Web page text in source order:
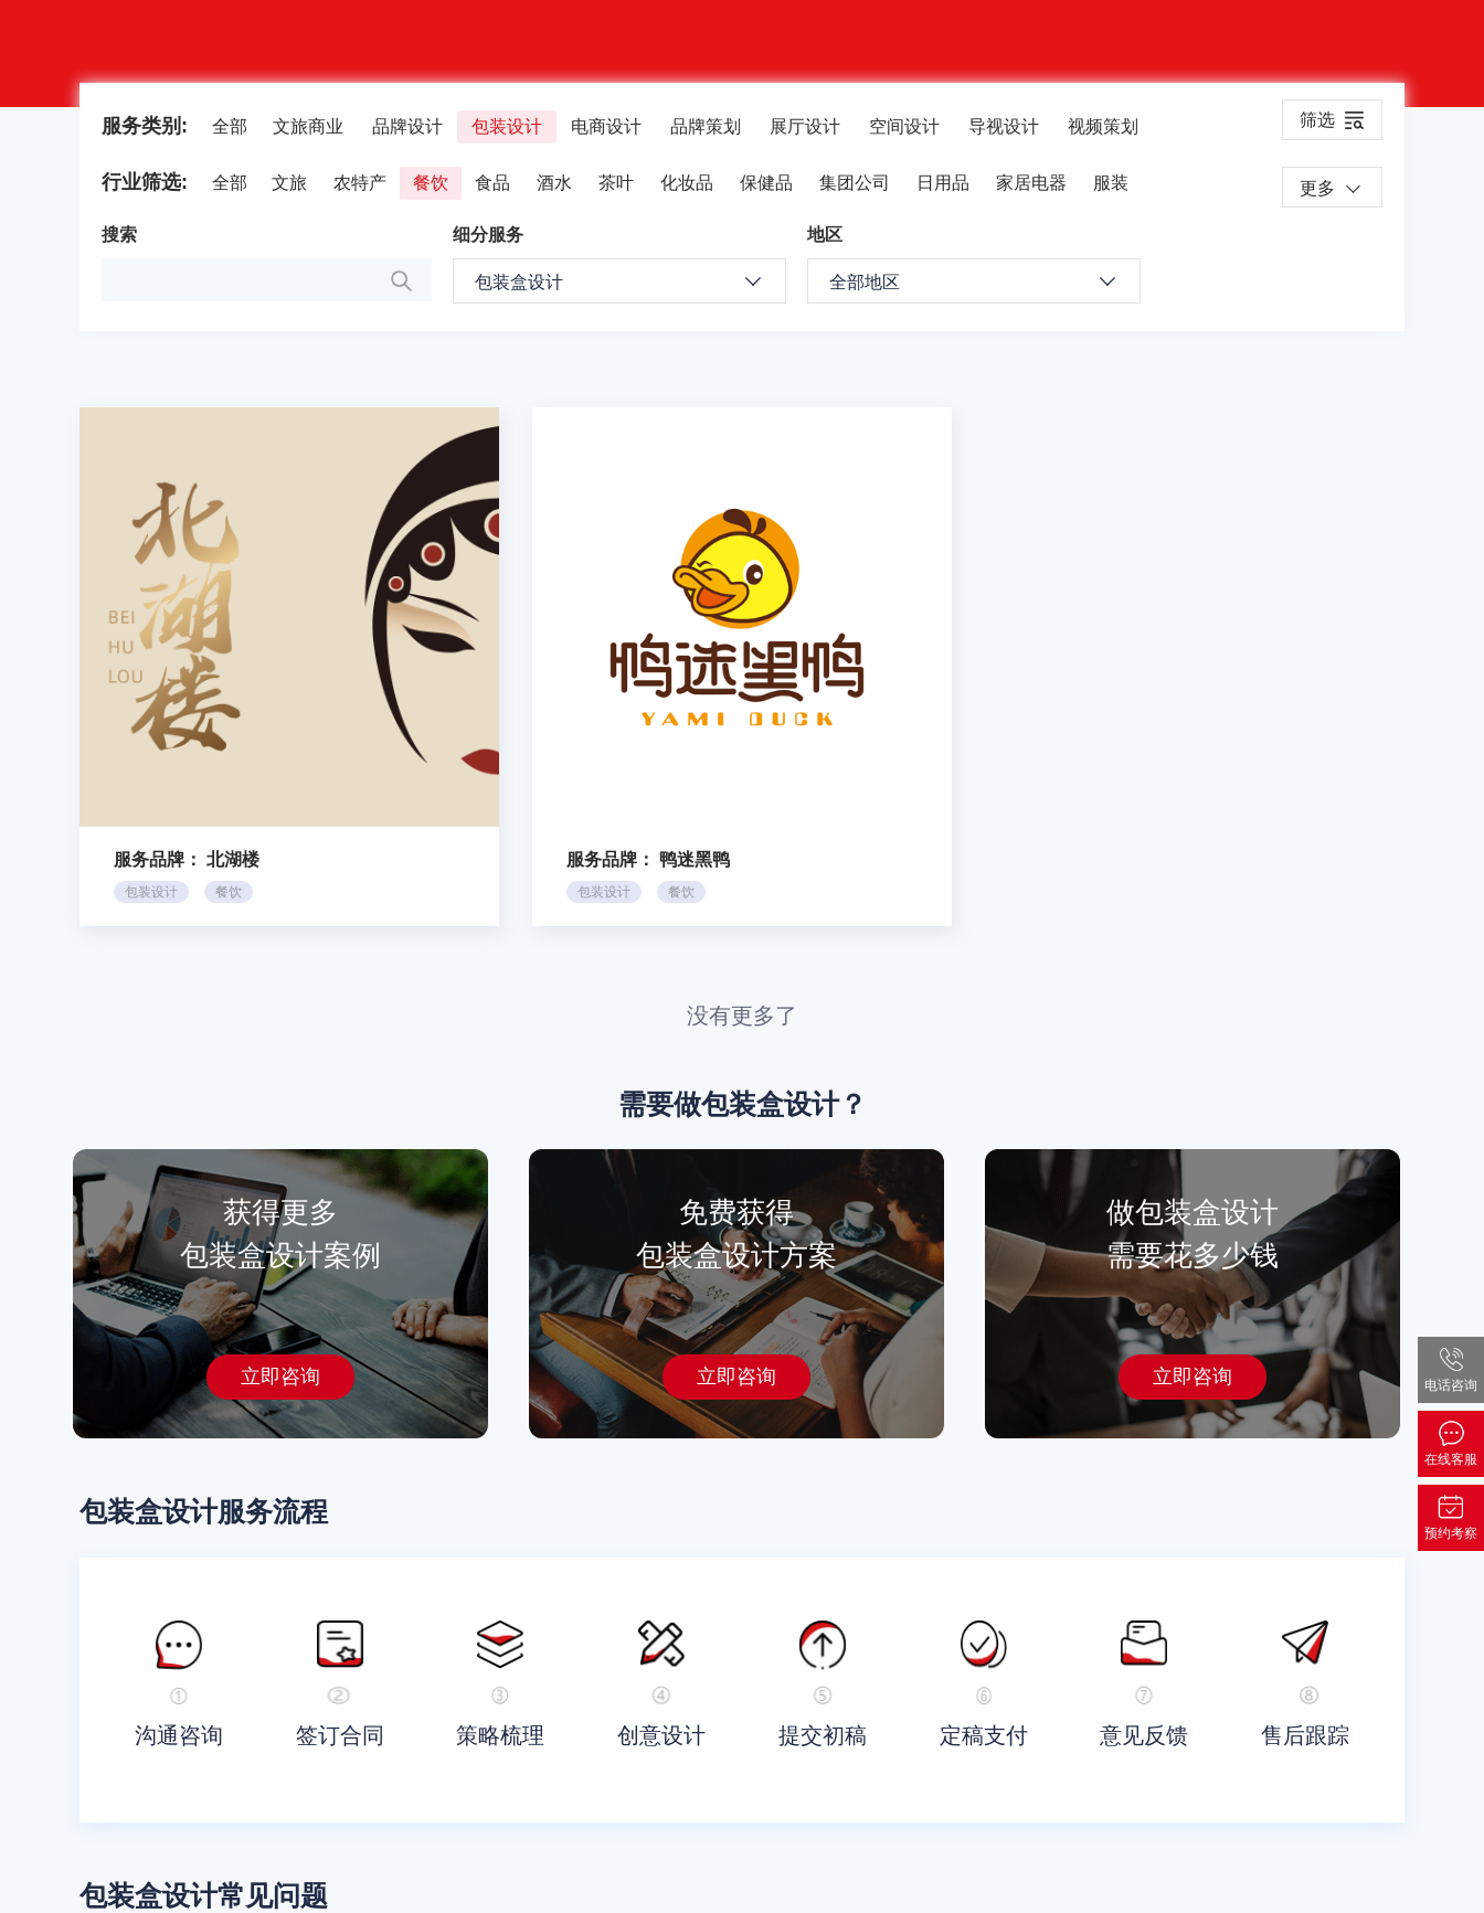
服务类别: 全部 文旅商业 品牌设计 包装设计 电商设计 品牌策划 展厅设计 空间设计 导视设计 视频策划 筛选
行业筛选: 全部 文旅 农特产 餐饮 食品 酒水 茶叶 化妆品 保健品 集团公司 日用品 家居电器
服装
更多
搜索 细分服务
包装盒设计
地区
全部地区
服务品牌： 北湖楼
包装设计 餐饮
服务品牌： 鸭迷黑鸭
包装设计 餐饮
没有更多了
需要做包装盒设计？
获得更多
包装盒设计案例
立即咨询
免费获得
包装盒设计方案
立即咨询
做包装盒设计
需要花多少钱
立即咨询
包装盒设计服务流程
沟通咨询 签订合同 策略梳理 创意设计 提交初稿 定稿支付 意见反馈 售后跟踪
包装盒设计常见问题
电话咨询
在线客服
预约考察